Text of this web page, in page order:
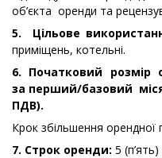
об’єкта оренди та
5. Цільове
приміщень, котельні.
6. Початковий розмір
за перший/базовий
ПДВ).
Крок збільшення орендної
7. Строк оренди: 5